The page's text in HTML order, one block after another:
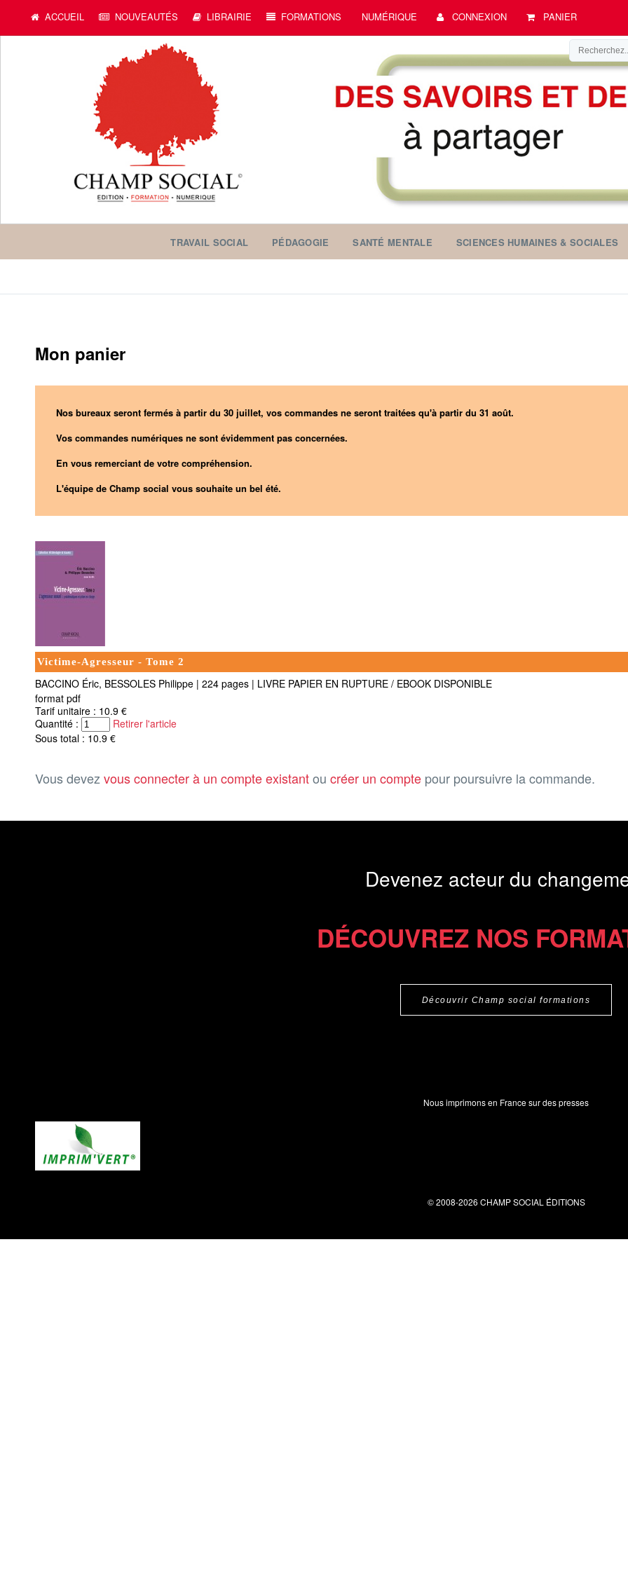
ACCUEIL NOUVEAUTÉS LIBRAIRIE FORMATIONS NUMÉRIQUE CONNEXION PANIER
TRAVAIL SOCIAL PÉDAGOGIE SANTÉ MENTALE SCIENCES HUMAINES & SOCIALES
Mon panier
Nos bureaux seront fermés à partir du 30 juillet, vos commandes ne seront traitées qu'à partir du 31 août.
Vos commandes numériques ne sont évidemment pas concernées.
En vous remerciant de votre compréhension.
L'équipe de Champ social vous souhaite un bel été.
Victime-Agresseur - Tome 2
BACCINO Éric, BESSOLES Philippe | 224 pages | LIVRE PAPIER EN RUPTURE / EBOOK DISPONIBLE
format pdf
Tarif unitaire : 10.9 €
Quantité :
Retirer l'article
Sous total : 10.9 €
Vous devezvous connecter à un compte existantou créer un compte pour poursuivre la commande.
Devenez acteur du
DÉCOUVREZ NOS
Découvrir Champ social formations
Nous imprimons en France sur des presses
© 2008-2026 CHAMP SOCIAL ÉDITIONS